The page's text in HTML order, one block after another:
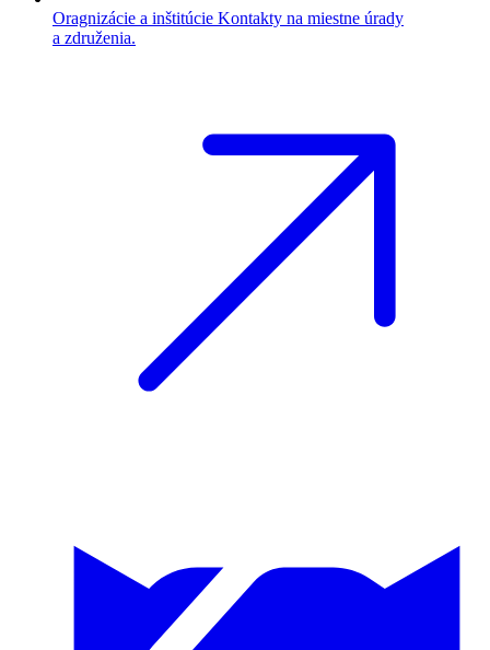
Oragnizácie a inštitúcie Kontakty na miestne úrady
a združenia.